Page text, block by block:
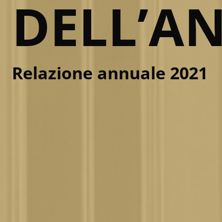
Relazione annuale 2021